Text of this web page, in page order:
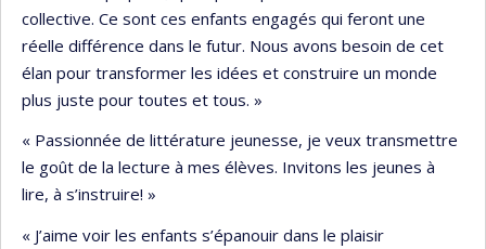
collective. Ce sont ces enfants engagés qui feront une
réelle différence dans le futur. Nous avons besoin de cet
élan pour transformer les idées et construire un monde
plus juste pour toutes et tous. »
« Passionnée de littérature jeunesse, je veux transmettre
le goût de la lecture à mes élèves. Invitons les jeunes à
lire, à s’instruire! »
« J’aime voir les enfants s’épanouir dans le plaisir